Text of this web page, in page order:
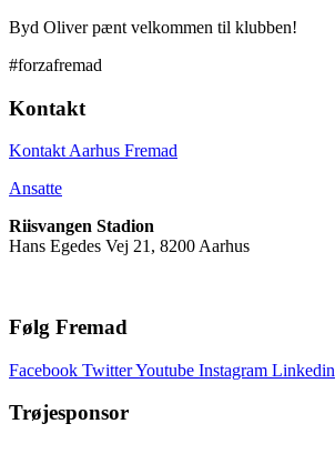
Byd Oliver pænt velkommen til klubben!
#forzafremad
Kontakt
Kontakt Aarhus Fremad
Ansatte
Riisvangen Stadion
Hans Egedes Vej 21, 8200 Aarhus
Følg Fremad
Facebook TwitterYoutube Instagram Linkedin
Trøjesponsor